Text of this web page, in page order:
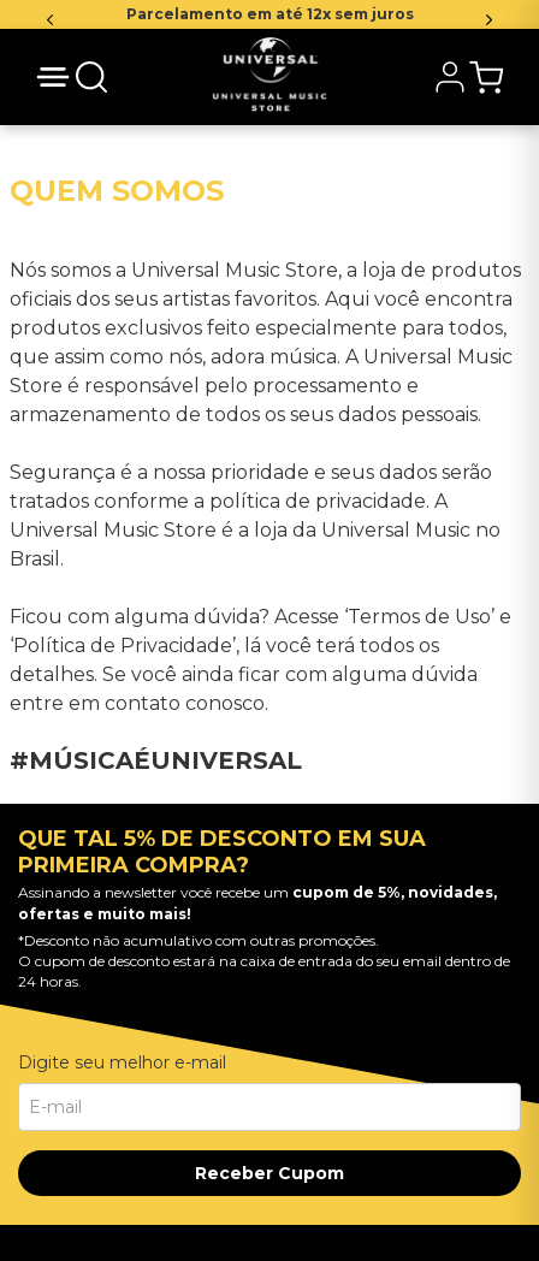
Parcelamento em até 12x sem juros
QUEM SOMOS
Nós somos a Universal Music Store, a loja de produtos
oficiais dos seus artistas favoritos. Aqui você encontra
produtos exclusivos feito especialmente para todos,
que assim como nós, adora música. A Universal Music
Store é responsável pelo processamento e
armazenamento de todos os seus dados pessoais.
Segurança é a nossa prioridade e seus dados serão
tratados conforme a política de privacidade. A
Universal Music Store é a loja da Universal Music no
Brasil.
Ficou com alguma dúvida? Acesse ‘Termos de Uso’ e
‘Política de Privacidade’, lá você terá todos os
detalhes. Se você ainda ficar com alguma dúvida
entre em contato conosco.
#MÚSICAÉUNIVERSAL
QUE TAL 5% DE DESCONTO EM SUA
PRIMEIRA COMPRA?
Assinando a newsletter você recebe um cupom de 5%, novidades,
ofertas e muito mais!
*Desconto não acumulativo com outras promoções.
O cupom de desconto estará na caixa de entrada do seu email dentro de
24 horas.
Digite seu melhor e-mail
Receber Cupom